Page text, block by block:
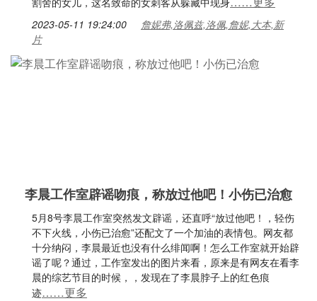
2023-05-11 19:24:00
詹妮弗,洛佩兹,洛佩,詹妮,大本,新
片
李晨工作室辟谣吻痕，称放过他吧！小伤已治愈
5月8号李晨工作室突然发文辟谣，还直呼“放过他吧！，轻伤
不下火线，小伤已治愈”还配文了一个加油的表情包。网友都
十分纳闷，李晨最近也没有什么绯闻啊！怎么工作室就开始辟
谣了呢？通过，工作室发出的图片来看，原来是有网友在看李
晨的综艺节目的时候，，发现在了李晨脖子上的红色痕
迹……更多